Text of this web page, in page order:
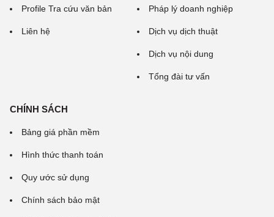
Profile Tra cứu văn bản
Liên hệ
Pháp lý doanh nghiệp
Dịch vụ dịch thuật
Dịch vụ nội dung
Tổng đài tư vấn
CHÍNH SÁCH
Bảng giá phần mềm
Hình thức thanh toán
Quy ước sử dụng
Chính sách bảo mật